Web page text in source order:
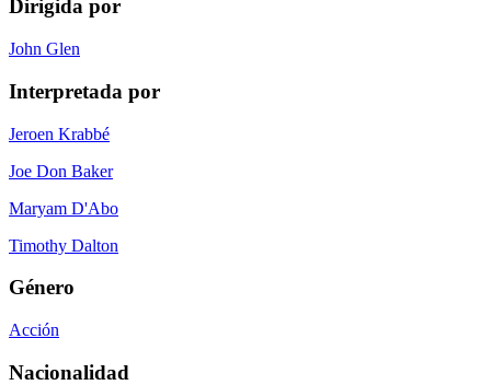
Dirigida por
John Glen
Interpretada por
Jeroen Krabbé
Joe Don Baker
Maryam D'Abo
Timothy Dalton
Género
Acción
Nacionalidad